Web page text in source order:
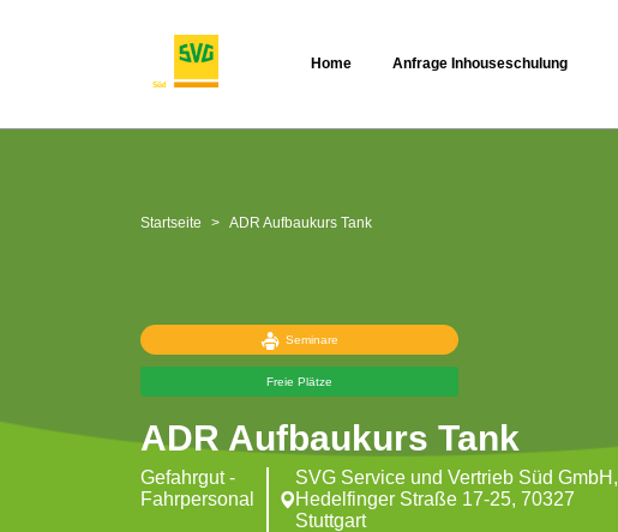
Home Anfrage Inhouseschulung
Startseite ADR Aufbaukurs Tank
Seminare
Freie Plätze
ADR Aufbaukurs Tank
Gefahrgut -
Fahrpersonal
SVG Service und Vertrieb Süd GmbH,
Hedelfinger Straße 17-25, 70327
Stuttgart